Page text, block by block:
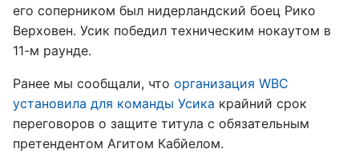
его соперником был нидерландский боец Рико
Верховен. Усик победил техническим нокаутом в
11-м раунде.
Ранее мы сообщали, что организация WBC
установила для команды Усика крайний срок
переговоров о защите титула с обязательным
претендентом Агитом Кабйелом.